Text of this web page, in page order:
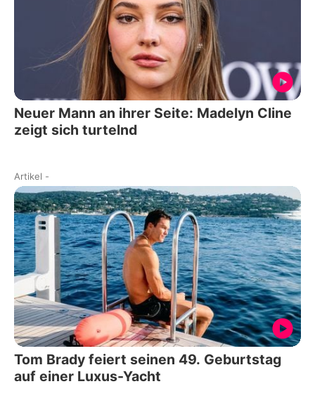
Neuer Mann an ihrer Seite: Madelyn Cline
zeigt sich turtelnd
Artikel -
Tom Brady feiert seinen 49. Geburtstag
auf einer Luxus-Yacht